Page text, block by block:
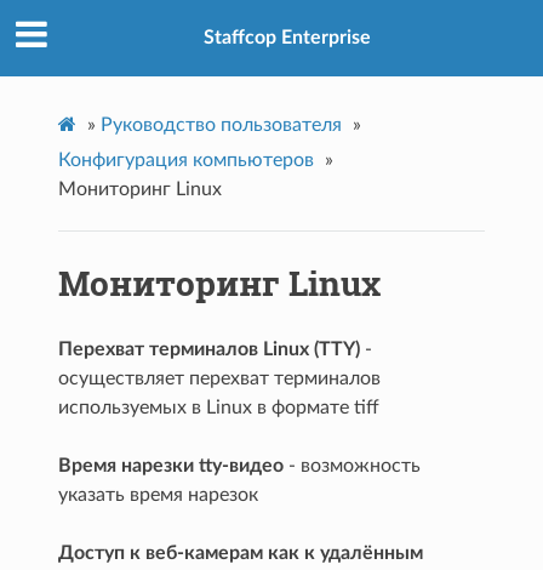
Staffcop Enterprise
» Руководство пользователя
»
Конфигурация компьютеров
»
Мониторинг Linux
Мониторинг Linux
Перехват терминалов Linux (TTY) -
осуществляет перехват терминалов
используемых в Linux в формате tiff
Время нарезки tty-видео - возможность
указать время нарезок
Доступ к веб-камерам как к удалённым